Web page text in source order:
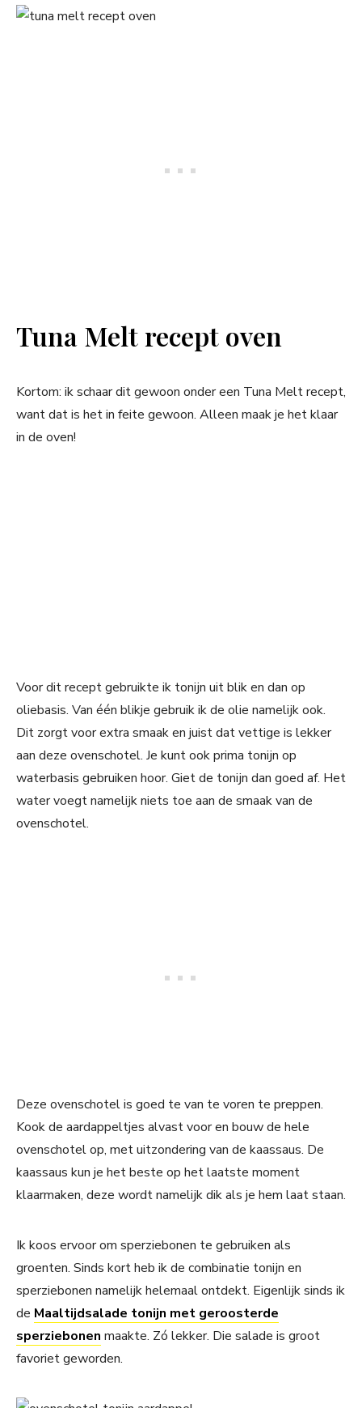
Tuna Melt recept oven
Kortom: ik schaar dit gewoon onder een Tuna Melt recept,
want dat is het in feite gewoon. Alleen maak je het klaar
in de oven!
Voor dit recept gebruikte ik tonijn uit blik en dan op
oliebasis. Van één blikje gebruik ik de olie namelijk ook.
Dit zorgt voor extra smaak en juist dat vettige is lekker
aan deze ovenschotel. Je kunt ook prima tonijn op
waterbasis gebruiken hoor. Giet de tonijn dan goed af. Het
water voegt namelijk niets toe aan de smaak van de
ovenschotel.
Deze ovenschotel is goed te van te voren te preppen.
Kook de aardappeltjes alvast voor en bouw de hele
ovenschotel op, met uitzondering van de kaassaus. De
kaassaus kun je het beste op het laatste moment
klaarmaken, deze wordt namelijk dik als je hem laat staan.
Ik koos ervoor om sperziebonen te gebruiken als
groenten. Sinds kort heb ik de combinatie tonijn en
sperziebonen namelijk helemaal ontdekt. Eigenlijk sinds ik
de Maaltijdsalade tonijn met geroosterde
sperziebonen maakte. Zó lekker. Die salade is groot
favoriet geworden.